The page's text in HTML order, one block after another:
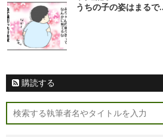
うちの子の姿はまるで
購読する